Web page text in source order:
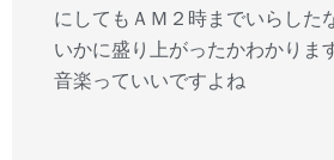
にしてもＡＭ２時までいらした
いかに盛り上がったかわかりま
音楽っていいですよね